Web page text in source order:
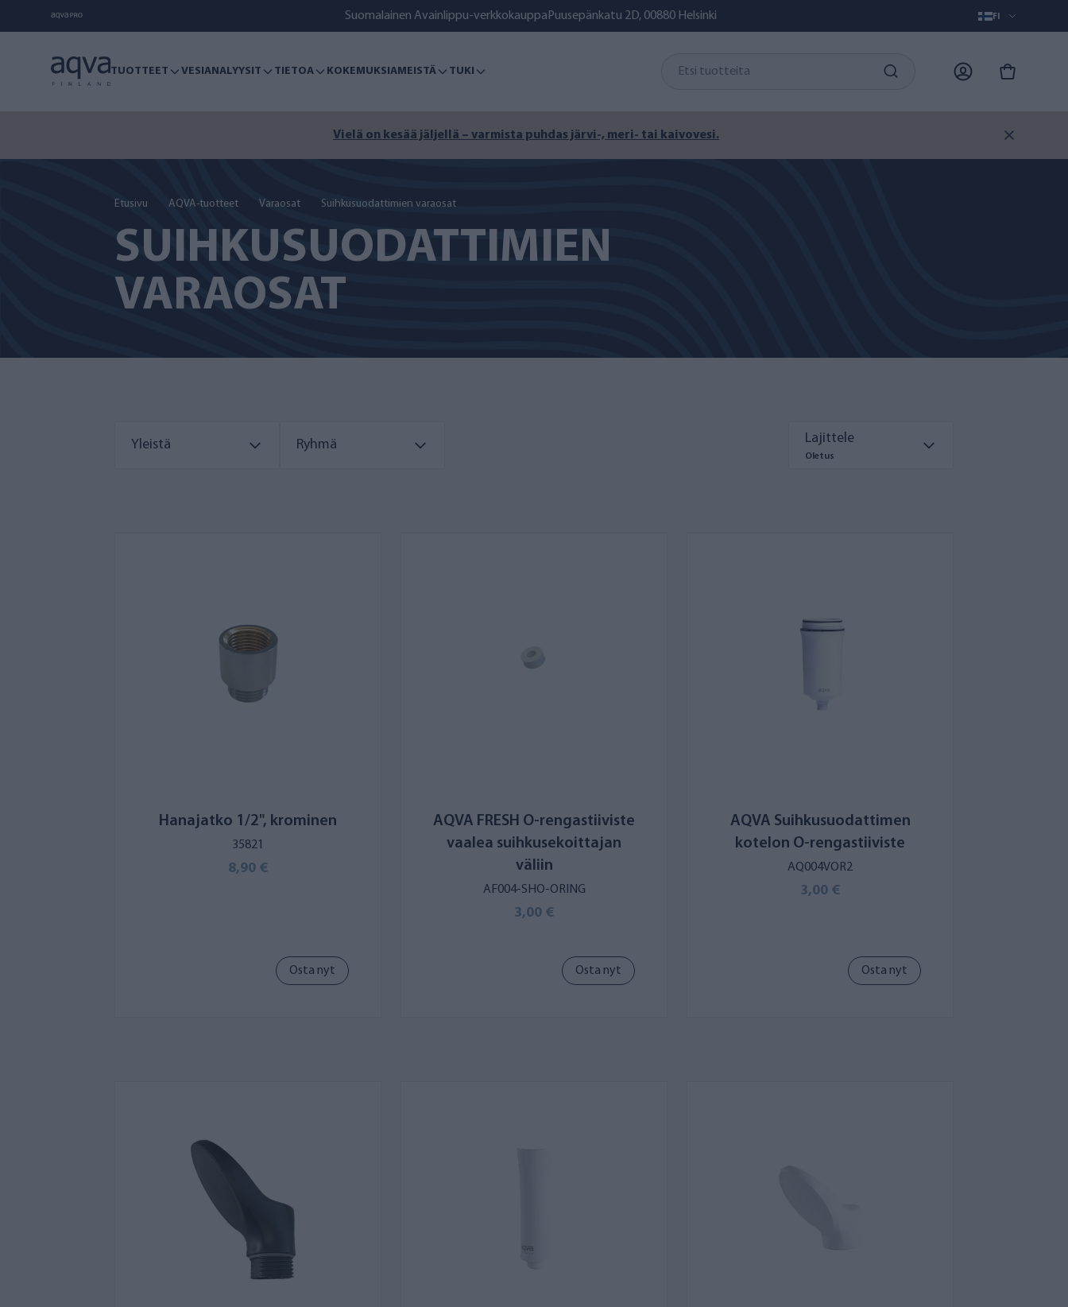
Suomalainen Avainlippu-verkkokauppa Puusepänkatu 2D, 00880 Helsinki FI
TUOTTEET VESIANALYYSIT TIETOA KOKEMUKSIAMEISTÄ TUKI
Vielä on kesää jäljellä – varmista puhdas järvi-, meri- tai kaivovesi.
Etusivu AQVA-tuotteet Varaosat Suihkusuodattimien varaosat
SUIHKUSUODATTIMIEN
VARAOSAT
Yleistä Ryhmä Lajittele
Oletus
Hanajatko 1/2", krominen
35821
8,90 €
Osta nyt
AQVA FRESH O-rengastiiviste
vaalea suihkusekoittajan
väliin
AF004-SHO-ORING
3,00 €
Osta nyt
AQVA Suihkusuodattimen
kotelon O-rengastiiviste
AQ004VOR2
3,00 €
Osta nyt